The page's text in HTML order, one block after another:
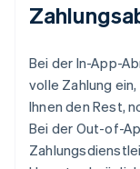
Bei der In-App-
volle Zahlung
Ihnen den Rest,
Bei der Out-of-